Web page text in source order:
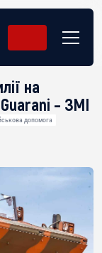
на
– ЗМІ
допомога